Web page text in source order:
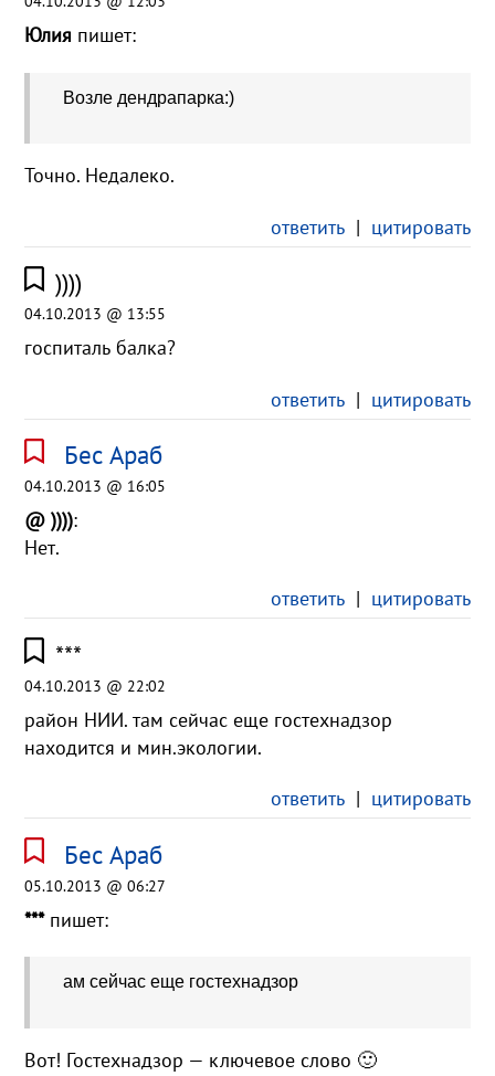
Юлия пишет:
Возле дендрапарка:)
Точно. Недалеко.
ответить| цитировать
))))
04.10.2013 @ 13:55
госпиталь балка?
ответить| цитировать
Бес Араб
04.10.2013 @ 16:05
@ )))):
Нет.
ответить| цитировать
***
04.10.2013 @ 22:02
район НИИ. там сейчас еще гостехнадзор
находится и мин.экологии.
ответить| цитировать
Бес Араб
05.10.2013 @ 06:27
***пишет:
ам сейчас еще гостехнадзор
Вот! Гостехнадзор — ключевое слово 🙂